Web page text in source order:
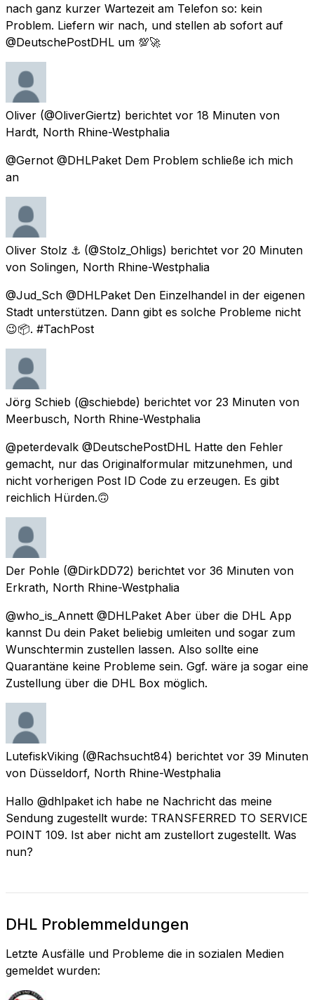
nach ganz kurzer Wartezeit am Telefon so: kein
Problem. Liefern wir nach, und stellen ab sofort auf
@DeutschePostDHL um 💯🚀
Oliver (@OliverGiertz) berichtet vor 18 Minuten von
Hardt, North Rhine-Westphalia
@Gernot @DHLPaket Dem Problem schließe ich mich
an
Oliver Stolz ⚓️ (@Stolz_Ohligs) berichtet vor 20 Minuten
von Solingen, North Rhine-Westphalia
@Jud_Sch @DHLPaket Den Einzelhandel in der eigenen
Stadt unterstützen. Dann gibt es solche Probleme nicht
😉📦. #TachPost
Jörg Schieb (@schiebde) berichtet vor 23 Minuten von
Meerbusch, North Rhine-Westphalia
@peterdevalk @DeutschePostDHL Hatte den Fehler
gemacht, nur das Originalformular mitzunehmen, und
nicht vorherigen Post ID Code zu erzeugen. Es gibt
reichlich Hürden.🙃
Der Pohle (@DirkDD72) berichtet vor 36 Minuten von
Erkrath, North Rhine-Westphalia
@who_is_Annett @DHLPaket Aber über die DHL App
kannst Du dein Paket beliebig umleiten und sogar zum
Wunschtermin zustellen lassen. Also sollte eine
Quarantäne keine Probleme sein. Ggf. wäre ja sogar eine
Zustellung über die DHL Box möglich.
LutefiskViking (@Rachsucht84) berichtet vor 39 Minuten
von Düsseldorf, North Rhine-Westphalia
Hallo @dhlpaket ich habe ne Nachricht das meine
Sendung zugestellt wurde: TRANSFERRED TO SERVICE
POINT 109. Ist aber nicht am zustellort zugestellt. Was
nun?
DHL Problemmeldungen
Letzte Ausfälle und Probleme die in sozialen Medien
gemeldet wurden: